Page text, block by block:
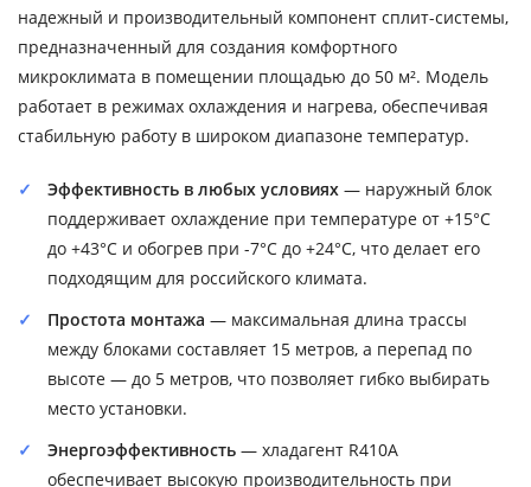
надежный и производительный компонент сплит-системы,
предназначенный для создания комфортного
микроклимата в помещении площадью до 50 м². Модель
работает в режимах охлаждения и нагрева, обеспечивая
стабильную работу в широком диапазоне температур.
Эффективность в любых условиях — наружный блок
поддерживает охлаждение при температуре от +15°C
до +43°C и обогрев при -7°C до +24°C, что делает его
подходящим для российского климата.
Простота монтажа — максимальная длина трассы
между блоками составляет 15 метров, а перепад по
высоте — до 5 метров, что позволяет гибко выбирать
место установки.
Энергоэффективность — хладагент R410A
обеспечивает высокую производительность при